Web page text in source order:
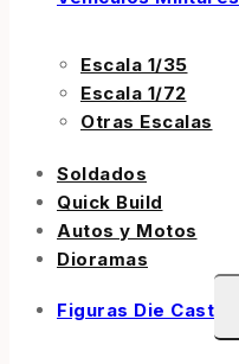
Escala 1/35
Escala 1/72
Otras Escalas
Soldados
Quick Build
Autos y Motos
Dioramas
Figuras Die Cast